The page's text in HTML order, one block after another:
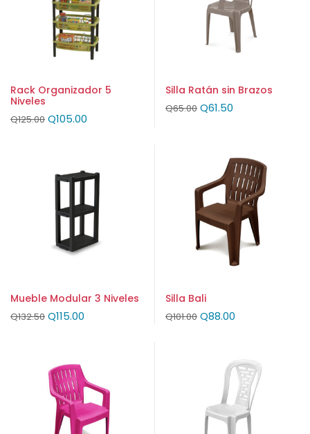
Rack Organizador 5
Niveles
Q125.00 Q105.00
Silla Ratán sin Brazos
Q65.00 Q61.50
Mueble Modular 3 Niveles
Q132.50 Q115.00
Silla Bali
Q101.00 Q88.00